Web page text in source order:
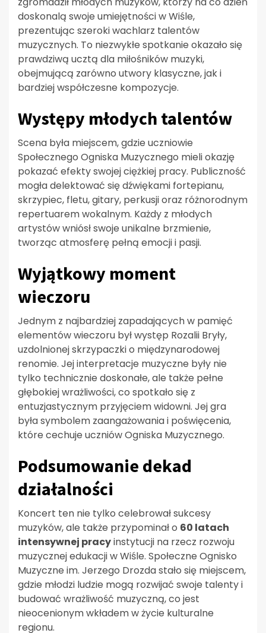
doskonalą swoje umiejętności w Wiśle,
prezentując szeroki wachlarz talentów
muzycznych. To niezwykłe spotkanie okazało się
prawdziwą ucztą dla miłośników muzyki,
obejmującą zarówno utwory klasyczne, jak i
bardziej współczesne kompozycje.
Występy młodych talentów
Scena była miejscem, gdzie uczniowie
Społecznego Ogniska Muzycznego mieli okazję
pokazać efekty swojej ciężkiej pracy. Publiczność
mogła delektować się dźwiękami fortepianu,
skrzypiec, fletu, gitary, perkusji oraz różnorodnym
repertuarem wokalnym. Każdy z młodych
artystów wniósł swoje unikalne brzmienie,
tworząc atmosferę pełną emocji i pasji.
Wyjątkowy moment
wieczoru
Jednym z najbardziej zapadających w pamięć
elementów wieczoru był występ Rozalii Bryły,
uzdolnionej skrzypaczki o międzynarodowej
renomie. Jej interpretacje muzyczne były nie
tylko technicznie doskonałe, ale także pełne
głębokiej wrażliwości, co spotkało się z
entuzjastycznym przyjęciem widowni. Jej gra
była symbolem zaangażowania i poświęcenia,
które cechuje uczniów Ogniska Muzycznego.
Podsumowanie dekad
działalności
Koncert ten nie tylko celebrował sukcesy
muzyków, ale także przypominał o 60 latach
intensywnej pracyinstytucji na rzecz rozwoju
muzycznej edukacji w Wiśle. Społeczne Ognisko
Muzyczne im. Jerzego Drozda stało się miejscem,
gdzie młodzi ludzie mogą rozwijać swoje talenty i
budować wrażliwość muzyczną, co jest
nieocenionym wkładem w życie kulturalne
regionu.